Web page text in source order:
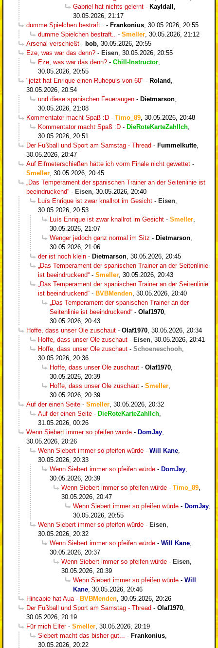
Gabriel hat nichts gelernt - Kayldall
30.05.2026, 21:17
dumme Spielchen bestraft..
- Frankonius 30.05.2026, 20:55
dumme Spielchen bestraft..
- Smeller 30.05.2026, 21:12
Arsenal verschießt - bob 30.05.2026, 20:55
Eze, was war das denn? - Eisen 30.05.2026, 20:55
Eze, was war das denn? - Chill-Instructor
30.05.2026, 20:55
"jetzt hat Enrique einen Ruhepuls von 60" - Roland
30.05.2026, 20:54
und diese spanischen Feueraugen - Dietmarson
30.05.2026, 21:08
Kommentator macht Spaß :D - Timo_89 30.05.2026, 20:48
Kommentator macht Spaß :D - DieRoteKarteZahlIch
30.05.2026, 20:51
Der Fußball und Sport am Samstag - Thread - Fummelkutte
30.05.2026, 20:47
Auf Elfmeterschießen hätte ich vorm Finale nicht gewettet -
Smeller 30.05.2026, 20:45
„Das Temperament der spanischen Trainer an der Seitenlinie ist
beeindruckend“ - Eisen 30.05.2026, 20:40
Luís Enrique ist zwar knallrot im Gesicht - Eisen
30.05.2026, 20:53
Luís Enrique ist zwar knallrot im Gesicht - Smeller
30.05.2026, 21:07
Wenger jedoch ganz normal im Sitz - Dietmarson
30.05.2026, 21:06
der ist noch klein - Dietmarson 30.05.2026, 20:45
„Das Temperament der spanischen Trainer an der Seitenlinie
ist beeindruckend“ - Smeller 30.05.2026, 20:43
„Das Temperament der spanischen Trainer an der Seitenlinie
ist beeindruckend“ - BVBMenden 30.05.2026, 20:40
„Das Temperament der spanischen Trainer an der
Seitenlinie ist beeindruckend“ - Olaf1970
30.05.2026, 20:43
Hoffe, dass unser Ole zuschaut - Olaf1970 30.05.2026, 20:34
Hoffe, dass unser Ole zuschaut - Eisen 30.05.2026, 20:41
Hoffe, dass unser Ole zuschaut - Schoeneschooh
30.05.2026, 20:36
Hoffe, dass unser Ole zuschaut - Olaf1970
30.05.2026, 20:39
Hoffe, dass unser Ole zuschaut - Smeller
30.05.2026, 20:39
Auf der einen Seite - Smeller 30.05.2026, 20:32
Auf der einen Seite - DieRoteKarteZahlIch
31.05.2026, 00:26
Wenn Siebert immer so pfeifen würde - DomJay
30.05.2026, 20:26
Wenn Siebert immer so pfeifen würde - Will Kane
30.05.2026, 20:33
Wenn Siebert immer so pfeifen würde - DomJay
30.05.2026, 20:39
Wenn Siebert immer so pfeifen würde - Timo_89
30.05.2026, 20:47
Wenn Siebert immer so pfeifen würde - DomJay
30.05.2026, 20:55
Wenn Siebert immer so pfeifen würde - Eisen
30.05.2026, 20:32
Wenn Siebert immer so pfeifen würde - Will Kane
30.05.2026, 20:37
Wenn Siebert immer so pfeifen würde - Eisen
30.05.2026, 20:39
Wenn Siebert immer so pfeifen würde - Will
Kane 30.05.2026, 20:46
Hincapie hat Aua - BVBMenden 30.05.2026, 20:26
Der Fußball und Sport am Samstag - Thread - Olaf1970
30.05.2026, 20:19
Für mich Elfer- Smeller 30.05.2026, 20:19
Siebert macht das bisher gut...
- Frankonius
30.05.2026, 20:22